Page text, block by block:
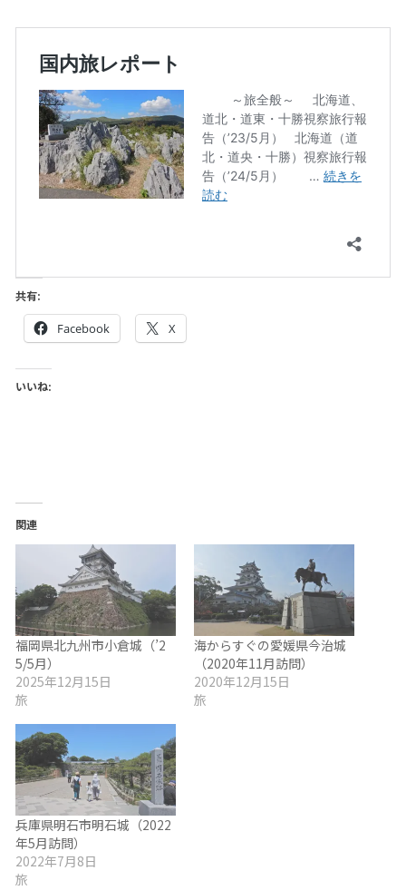
共有:
Facebook X
いいね:
関連
福岡県北九州市小倉城（’2
5/5月）
2025年12月15日
旅
海からすぐの愛媛県今治城
（2020年11月訪問）
2020年12月15日
旅
兵庫県明石市明石城（2022
年5月訪問）
2022年7月8日
旅